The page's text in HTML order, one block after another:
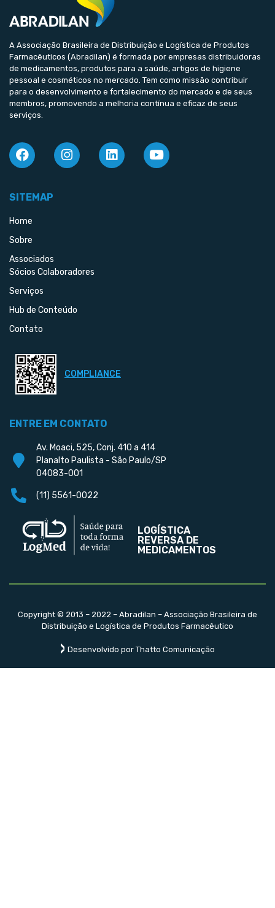
A Associação Brasileira de Distribuição e Logística de Produtos
Farmacêuticos (Abradilan) é formada por empresas distribuidoras
de medicamentos, produtos para a saúde, artigos de higiene
pessoal e cosméticos no mercado. Tem como missão contribuir
para o desenvolvimento e fortalecimento do mercado e de seus
membros, promovendo a melhoria contínua e eficaz de seus
serviços.
SITEMAP
Home
Sobre
Associados
Sócios Colaboradores
Serviços
Hub de Conteúdo
Contato
COMPLIANCE
ENTRE EM CONTATO
Av. Moaci, 525, Conj. 410 a 414
Planalto Paulista - São Paulo/SP
04083-001
(11) 5561-0022
LOGÍSTICA
REVERSA DE
MEDICAMENTOS
Copyright © 2013 – 2022 – Abradilan – Associação Brasileira de
Distribuição e Logística de Produtos Farmacêutico
Desenvolvido por Thatto Comunicação